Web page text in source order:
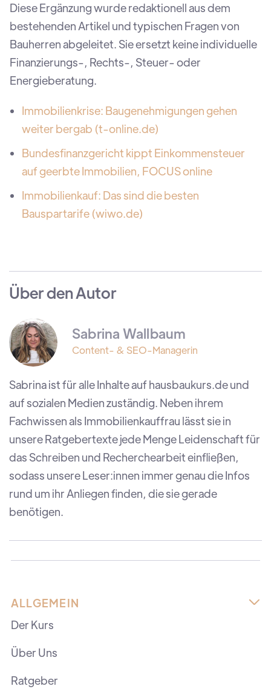
Diese Ergänzung wurde redaktionell aus dem
bestehenden Artikel und typischen Fragen von
Bauherren abgeleitet. Sie ersetzt keine individuelle
Finanzierungs-, Rechts-, Steuer- oder
Energieberatung.
Immobilienkrise: Baugenehmigungen gehen
weiter bergab (t-online.de)
Bundesfinanzgericht kippt Einkommensteuer
auf geerbte Immobilien, FOCUS online
Immobilienkauf: Das sind die besten
Bauspartarife (wiwo.de)
Über den Autor
Sabrina Wallbaum
Content- & SEO-Managerin
Sabrina ist für alle Inhalte auf hausbaukurs.de und
auf sozialen Medien zuständig. Neben ihrem
Fachwissen als Immobilienkauffrau lässt sie in
unsere Ratgebertexte jede Menge Leidenschaft für
das Schreiben und Recherchearbeit einfließen,
sodass unsere Leser:innen immer genau die Infos
rund um ihr Anliegen finden, die sie gerade
benötigen.
ALLGEMEIN 
Der Kurs
Über Uns
Ratgeber